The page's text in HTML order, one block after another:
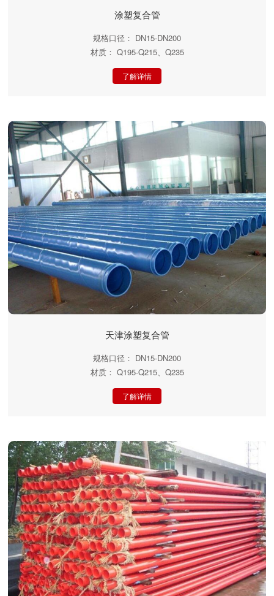
涂塑复合管
规格口径： DN15-DN200
材质： Q195-Q215、Q235
了解详情
天津涂塑复合管
规格口径： DN15-DN200
材质： Q195-Q215、Q235
了解详情